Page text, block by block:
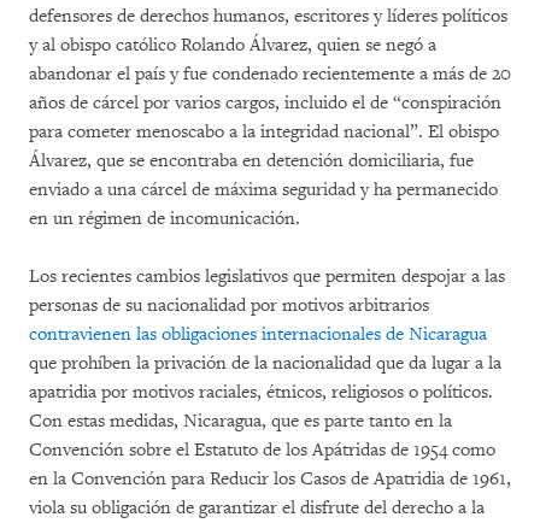
defensores de derechos humanos, escritores y líderes políticos
y al obispo católico Rolando Álvarez, quien se negó a
abandonar el país y fue condenado recientemente a más de 20
años de cárcel por varios cargos, incluido el de “conspiración
para cometer menoscabo a la integridad nacional”. El obispo
Álvarez, que se encontraba en detención domiciliaria, fue
enviado a una cárcel de máxima seguridad y ha permanecido
en un régimen de incomunicación.
Los recientes cambios legislativos que permiten despojar a las
personas de su nacionalidad por motivos arbitrarios
contravienen las obligaciones internacionales de Nicaragua
que prohíben la privación de la nacionalidad que da lugar a la
apatridia por motivos raciales, étnicos, religiosos o políticos.
Con estas medidas, Nicaragua, que es parte tanto en la
Convención sobre el Estatuto de los Apátridas de 1954 como
en la Convención para Reducir los Casos de Apatridia de 1961,
viola su obligación de garantizar el disfrute del derecho a la